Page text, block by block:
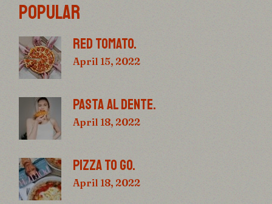
POPULAR
RED TOMATO.
April 15, 2022
PASTA AL DENTE.
April 18, 2022
PIZZA TO GO.
April 18, 2022